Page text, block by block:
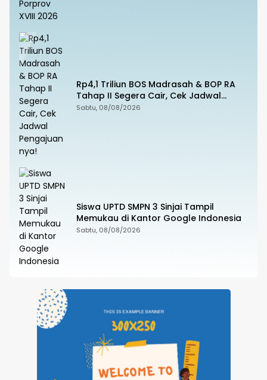
Rp4,1 Triliun BOS Madrasah & BOP RA
Tahap II Segera Cair, Cek Jadwal
Pengajuannya!
Sabtu, 08/08/2026
Siswa UPTD SMPN 3 Sinjai Tampil
Memukau di Kantor Google Indonesia
Sabtu, 08/08/2026